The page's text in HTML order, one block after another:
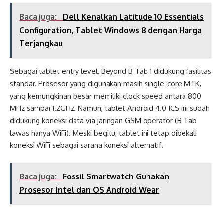
Baca juga:
Dell Kenalkan Latitude 10 Essentials
Configuration, Tablet Windows 8 dengan Harga
Terjangkau
Sebagai tablet entry level, Beyond B Tab 1 didukung fasilitas
standar. Prosesor yang digunakan masih single-core MTK,
yang kemungkinan besar memiliki clock speed antara 800
MHz sampai 1.2GHz. Namun, tablet Android 4.0 ICS ini sudah
didukung koneksi data via jaringan GSM operator (B Tab
lawas hanya WiFi). Meski begitu, tablet ini tetap dibekali
koneksi WiFi sebagai sarana koneksi alternatif.
Baca juga:
Fossil Smartwatch Gunakan
Prosesor Intel dan OS Android Wear